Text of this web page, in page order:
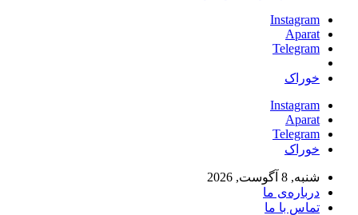
Instagram
Aparat
Telegram
خوراک
Instagram
Aparat
Telegram
خوراک
شنبه, 8 آگوست, 2026
درباره‌ی ما
تماس با ما